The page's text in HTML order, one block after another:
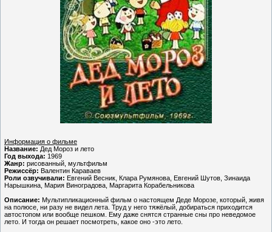
Информация о фильме
Название: Дед Мороз и лето
Год выхода: 1969
Жанр: рисованный, мультфильм
Режиссёр: Валентин Караваев
Роли озвучивали: Евгений Весник, Клара Румянова, Евгений Шутов, Зинаида
Нарышкина, Мария Виноградова, Маргарита Корабельникова
Описание: Мультипликационный фильм о настоящем Деде Морозе, который, живя
на полюсе, ни разу не видел лета. Труд у него тяжёлый, добираться приходится
автостопом или вообще пешком. Ему даже снятся странные сны про неведомое
лето. И тогда он решает посмотреть, какое оно -это лето.